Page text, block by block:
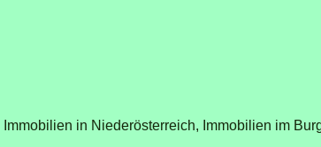
Immobilien in Niederösterreich, Immobilien im